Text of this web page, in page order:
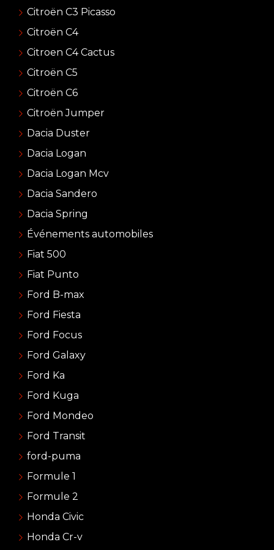
Citroën C3 Picasso
Citroën C4
Citroen C4 Cactus
Citroën C5
Citroën C6
Citroën Jumper
Dacia Duster
Dacia Logan
Dacia Logan Mcv
Dacia Sandero
Dacia Spring
Événements automobiles
Fiat 500
Fiat Punto
Ford B-max
Ford Fiesta
Ford Focus
Ford Galaxy
Ford Ka
Ford Kuga
Ford Mondeo
Ford Transit
ford-puma
Formule 1
Formule 2
Honda Civic
Honda Cr-v